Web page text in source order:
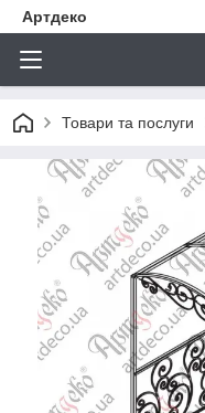
Артдеко
Товари та послуги